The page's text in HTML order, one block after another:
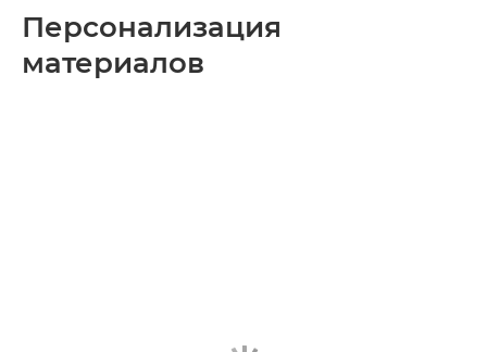
Персонализация
материалов